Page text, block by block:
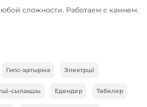
сложности. Работаем с камнем.
Гипс-қатырма Электрші
сылақшы Едендер Төбелер